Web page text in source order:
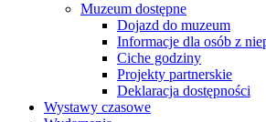
Muzeum dostępne
Dojazd do muzeum
Informacje dla osób z
Ciche godziny
Projekty partnerskie
Deklaracja dostępności
Wystawy czasowe